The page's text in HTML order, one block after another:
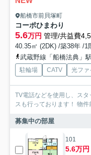
船橋市前貝塚町
コーポひまわり
5.6万円 管理/共益費
40.35㎡ (2DK) /築38年 /1
武蔵野線「船橋法典」
駐輪場 CATV 光ファ
TV電話などを使用し、ス
スも行っております！ 物
募集中の部屋
101
5.6万円